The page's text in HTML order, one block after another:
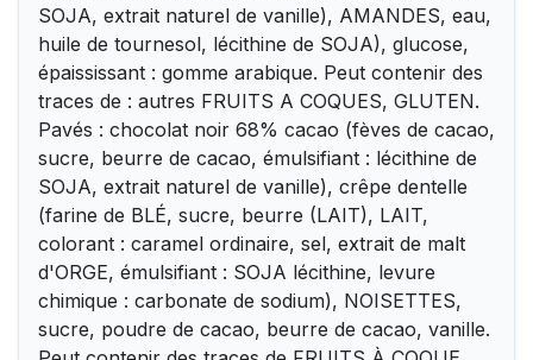
SOJA, extrait naturel de vanille), AMANDES, eau,
huile de tournesol, lécithine de SOJA), glucose,
épaississant : gomme arabique. Peut contenir des
traces de : autres FRUITS A COQUES, GLUTEN.
Pavés : chocolat noir 68% cacao (fèves de cacao,
sucre, beurre de cacao, émulsifiant : lécithine de
SOJA, extrait naturel de vanille), crêpe dentelle
(farine de BLÉ, sucre, beurre (LAIT), LAIT,
colorant : caramel ordinaire, sel, extrait de malt
d'ORGE, émulsifiant : SOJA lécithine, levure
chimique : carbonate de sodium), NOISETTES,
sucre, poudre de cacao, beurre de cacao, vanille.